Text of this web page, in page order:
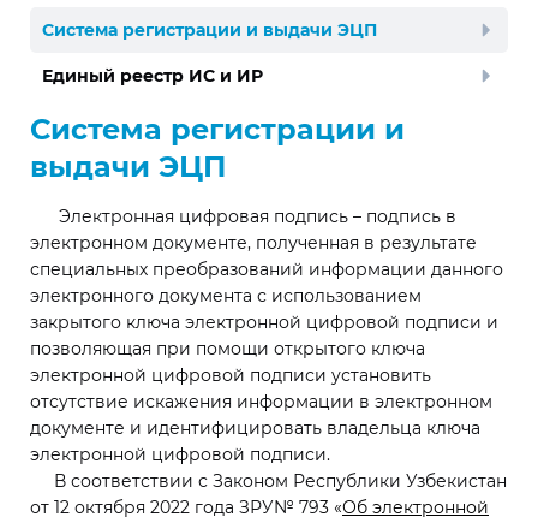
Система регистрации и выдачи ЭЦП
Единый реестр ИС и ИР
Система регистрации и
выдачи ЭЦП
Электронная цифровая подпись – подпись в
электронном документе, полученная в результате
специальных преобразований информации данного
электронного документа с использованием
закрытого ключа электронной цифровой подписи и
позволяющая при помощи открытого ключа
электронной цифровой подписи установить
отсутствие искажения информации в электронном
документе и идентифицировать владельца ключа
электронной цифровой подписи.
В соответствии с Законом Республики Узбекистан
от 12 октября 2022 года ЗРУ№ 793 «Об электронной